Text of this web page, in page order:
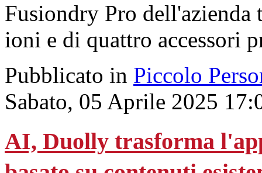
Fusiondry Pro dell'azienda
ioni e di quattro accessori
Pubblicato in Piccolo
Sabato, 05 Aprile 2025
AI, Duolly trasforma